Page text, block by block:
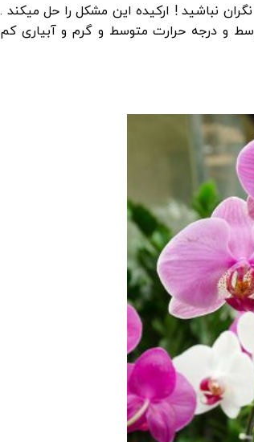
نباشید ! ارکیده این مشکل را حل میکند .
و درجه حرارت متوسط و گرم و آبیاری کم